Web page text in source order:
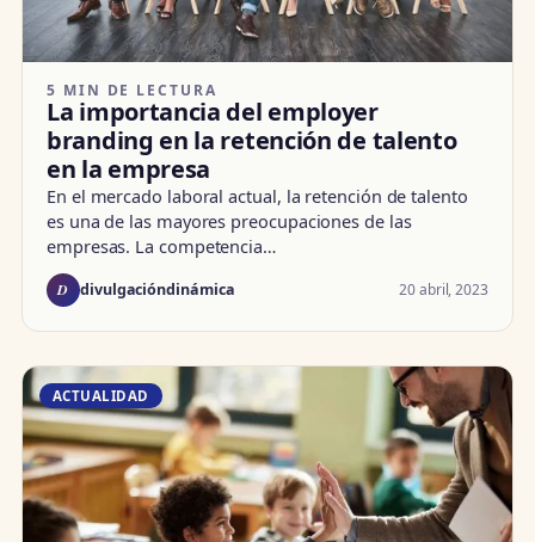
5 MIN DE LECTURA
La importancia del employer
branding en la retención de talento
en la empresa
En el mercado laboral actual, la retención de talento
es una de las mayores preocupaciones de las
empresas. La competencia…
D divulgacióndinámica 20 abril, 2023
ACTUALIDAD